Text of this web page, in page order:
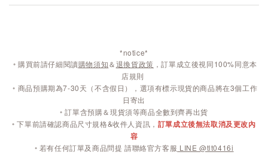
*notice*
◦ 購買前請仔細閱讀購物須知＆退換貨政策 ，訂單成立後視同100%同意本
店規則
◦ 商品預購期為7-30天（不含假日），選項有標示現貨的商品將在3個工作
日寄出
◦ 訂單含預購＆現貨須等商品全數到齊再出貨
◦ 下單前請確認商品尺寸規格&收件人資訊， 訂單成立後無法取消及更改內
容
◦ 若有任何訂單及商品問提 請聯絡官方客服 LINE @tlt0416i